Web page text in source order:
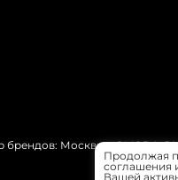
Москвич, OMODA,
Продолжая
соглашения
Вашей